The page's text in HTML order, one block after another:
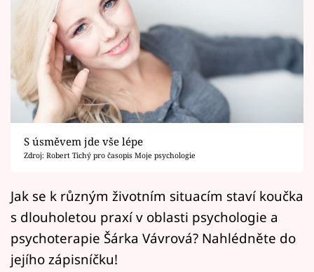
Vztahy
Seriály
Horoskopy
Sledujte prima+
Filmový festival Karlovy Vary
Mámy sobě
Přihlášení
S úsměvem jde vše lépe
Zdroj: Robert Tichý pro časopis Moje psychologie
Jak se k různým životním situacím staví koučka
s dlouholetou praxí v oblasti psychologie a
psychoterapie Šárka Vávrová? Nahlédněte do
jejího zápisníčku!